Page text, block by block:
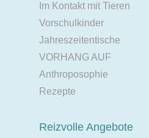
Im Kontakt mit Tieren
Vorschulkinder
Jahreszeitentische
VORHANG AUF
Anthroposophie
Rezepte
Reizvolle Angebote